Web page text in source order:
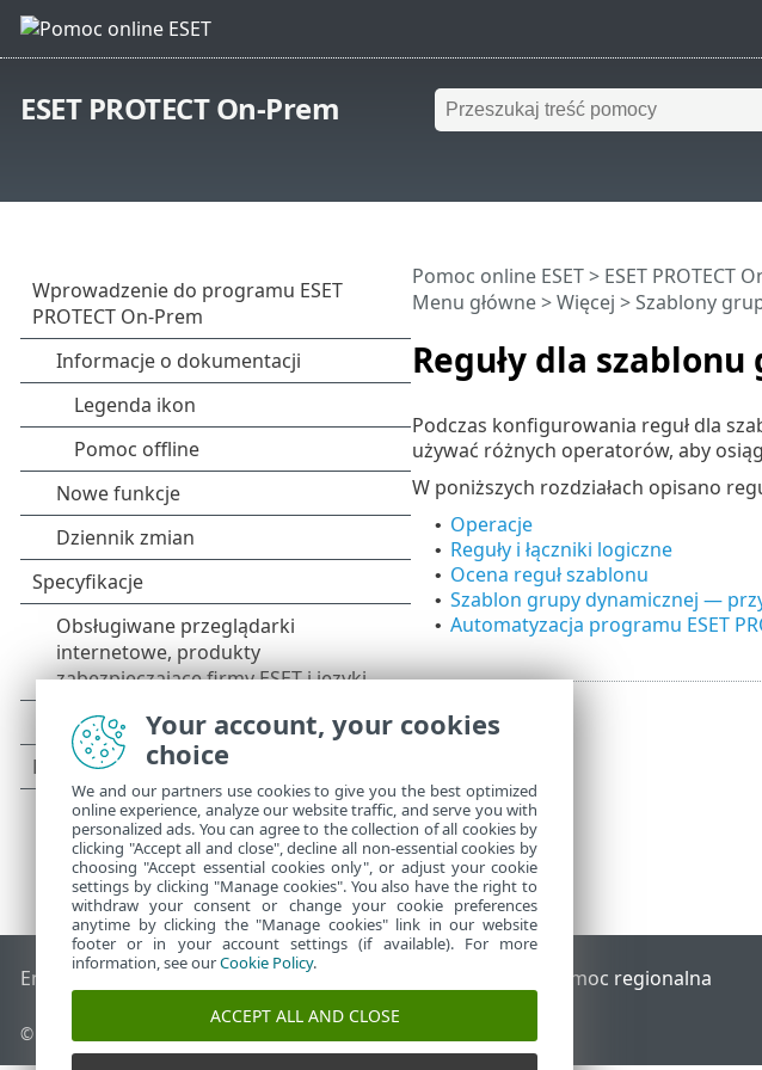
ESET PROTECT On-Prem
Reguły dla
Pomoc online ESET> ESET PROTECT
Menu główne>Więcej >Szablony
Podczas konfigurowania reguł dla
używać różnych operatorów, aby
W poniższych rozdziałach opisano
• Operacje
• Reguły i łączniki logiczne
• Ocena reguł szablonu
• Szablon grupy dynamicznej —
• Automatyzacja programu ESET
End of Life Baza wiedzy ESET Forum ESET Pomoc regionalna
© 1992 - 2026 ESET, spol. s r.o. – Wszelkie prawa zastrzeżone.
Your account, your cookies
choice
We and our partners use cookies to give you the best optimized
online experience, analyze our website traffic, and serve you with
personalized ads. You can agree to the collection of all cookies by
clicking "Accept all and close", decline all non-essential cookies by
choosing "Accept essential cookies only", or adjust your cookie
settings by clicking "Manage cookies". You also have the right to
withdraw your consent or change your cookie preferences
anytime by clicking the "Manage cookies" link in our website
footer or in your account settings (if available). For more
information, see ourCookie Policy.
ACCEPT ALL AND CLOSE